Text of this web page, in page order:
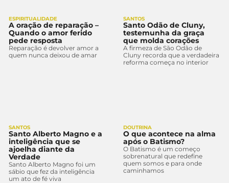
ESPIRITUALIDADE
A oração de reparação –
Quando o amor ferido
pede resposta
Reparação é devolver amor a
quem nunca deixou de amar
SANTOS
Santo Odão de Cluny,
testemunha da graça
que molda corações
A firmeza de São Odão de
Cluny recorda que a verdadeira
reforma começa no interior
SANTOS
Santo Alberto Magno e a
inteligência que se
ajoelha diante da
Verdade
Santo Alberto Magno foi um
sábio que fez da inteligência
um ato de fé viva
DOUTRINA
O que acontece na alma
após o Batismo?
O Batismo é um começo
sobrenatural que redefine
quem somos e para onde
caminhamos